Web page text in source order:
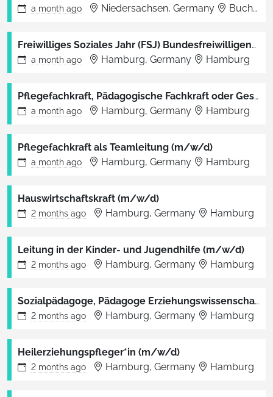
a month ago Niedersachsen, Germany Buchholz in der Nordheide
Freiwilliges Soziales Jahr (FSJ) Bundesfreiwilligendienst (BFD)
a month ago Hamburg, Germany Hamburg
Pflegefachkraft, Pädagogische Fachkraft oder Gesundheits- und Pflegeassistenz (m/w/d)
a month ago Hamburg, Germany Hamburg
Pflegefachkraft als Teamleitung (m/w/d)
a month ago Hamburg, Germany Hamburg
Hauswirtschaftskraft (m/w/d)
2 months ago Hamburg, Germany Hamburg
Leitung in der Kinder- und Jugendhilfe (m/w/d)
2 months ago Hamburg, Germany Hamburg
Sozialpädagoge, Pädagoge Erziehungswissenschaften oder vergleichbare Qulifikation (w/m/d)
2 months ago Hamburg, Germany Hamburg
Heilerziehungspfleger*in (m/w/d)
2 months ago Hamburg, Germany Hamburg